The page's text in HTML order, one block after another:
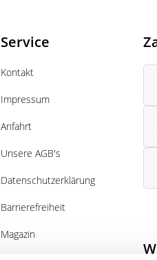
Service
Kontakt
Impressum
Anfahrt
Unsere AGB's
Datenschutzerklärung
Barrierefreiheit
Magazin